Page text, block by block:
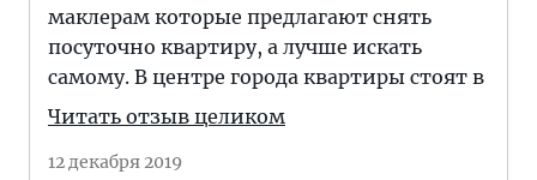
маклерам которые предлагают снять
посуточно квартиру, а лучше искать
самому. В центре города квартиры стоят в
Читать отзыв целиком
12 декабря 2019